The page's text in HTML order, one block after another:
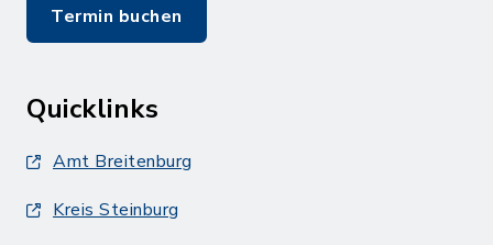
Termin buchen
Quicklinks
Amt Breitenburg
Kreis Steinburg